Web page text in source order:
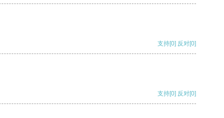
支持[0] 反对[0]
支持[0] 反对[0]